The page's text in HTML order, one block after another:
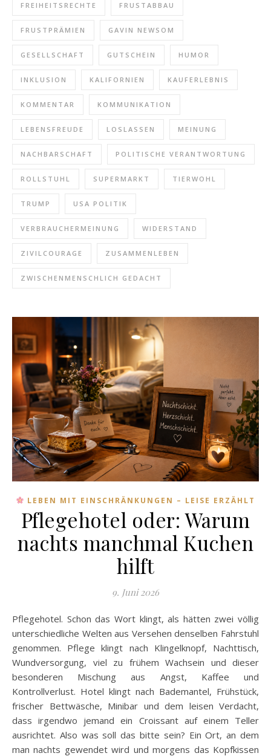
FREIHEITSRECHTE FRUSTABBAU
FRUSTPRÄMIEN GAVIN NEWSOM
GESELLSCHAFT GUTSCHEIN HUMOR
INKLUSION KALIFORNIEN KAUFERLEBNIS
KOMMENTAR KOMMUNIKATION
LEBENSFREUDE LOSLASSEN MEINUNG
NACHBARSCHAFT POLITISCHE VERANTWORTUNG
ROLLSTUHL SUPERMARKT TIERWOHL
TRUMP USA POLITIK
VERBRAUCHERMEINUNG WIDERSTAND
ZIVILCOURAGE ZUSAMMENLEBEN
ZWISCHENMENSCHLICH GEDACHT
LEBEN MIT EINSCHRÄNKUNGEN – LEISE ERZÄHLT
Pflegehotel oder: Warum
nachts manchmal Kuchen
hilft
9. Juni 2026
Pflegehotel. Schon das Wort klingt, als hätten zwei völlig
unterschiedliche Welten aus Versehen denselben Fahrstuhl
genommen. Pflege klingt nach Klingelknopf, Nachttisch,
Wundversorgung, viel zu frühem Wachsein und dieser
besonderen Mischung aus Angst, Kaffee und
Kontrollverlust. Hotel klingt nach Bademantel, Frühstück,
frischer Bettwäsche, Minibar und dem leisen Verdacht,
dass irgendwo jemand ein Croissant auf einem Teller
ausrichtet. Also was soll das bitte sein? Ein Ort, an dem
man nachts gewendet wird und morgens das Kopfkissen